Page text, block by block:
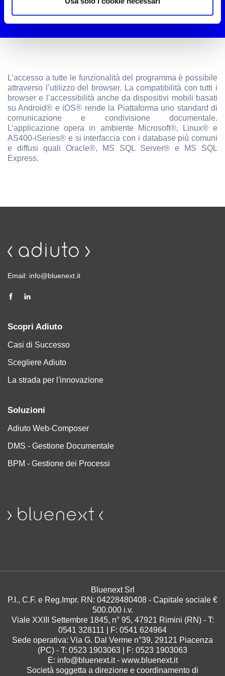
L’accesso a tutte le funzionalità del programma è possibile
attraverso l’utilizzo del browser. La compatibilità con tutti i
browser e l’accessibilità anche da dispositivi mobili basati
su Android® e iOS® rende la Piattaforma uno standard di
comunicazione e condivisione documentale.
L’applicazione opera in ambiente Microsoft®, Linux® e
AS400-iSeries® e si interfaccia con i database più comuni
e diffusi quali Oracle®, MS SQL Server® e MS SQL
Express.
Email: info@bluenext.it
Scopri Adiuto
Casi di Successo
Scegliere Adiuto
La strada per l'innovazione
Soluzioni
Adiuto Web-Composer
DMS - Gestione Documentale
BPM - Gestione dei Processi
Bluenext Srl
P.I., C.F. e Reg.Impr. RN: 04228480408 - Capitale sociale €
500.000 i.v.
Viale XXIII Settembre 1845, n° 95, 47921 Rimini (RN) - T:
0541 328111 | F: 0541 624964
Sede operativa: Via G. Dal Verme n°39, 29121 Piacenza
(PC) - T: 0523 1903063 | F: 0523 1903063
E: info@bluenext.it- www.bluenext.it
Società soggetta a direzione e coordinamento di